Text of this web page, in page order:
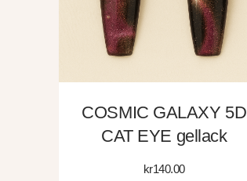
COSMIC GALAXY 5D
CAT EYE gellack
kr140.00